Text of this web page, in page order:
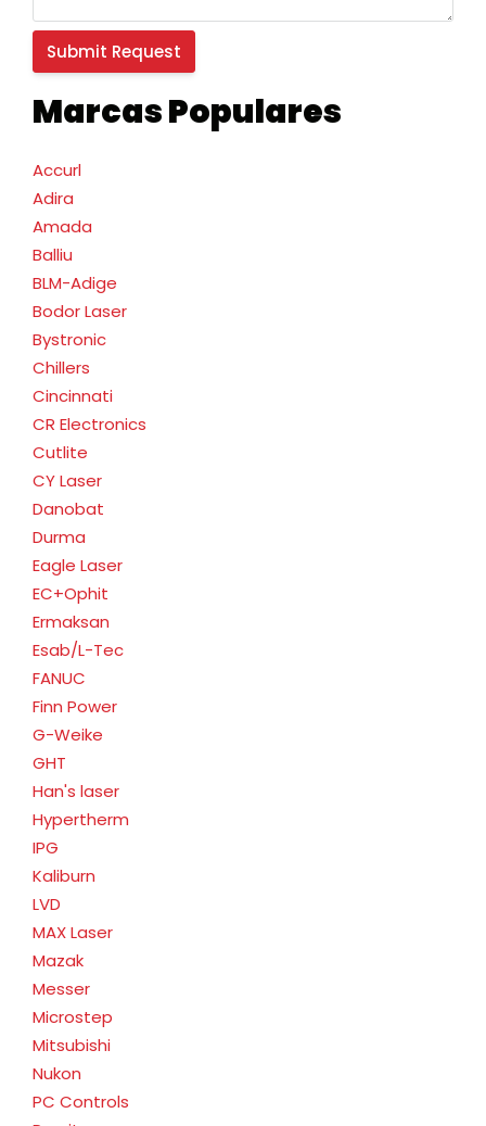
Marcas Populares
Accurl
Adira
Amada
Balliu
BLM-Adige
Bodor Laser
Bystronic
Chillers
Cincinnati
CR Electronics
Cutlite
CY Laser
Danobat
Durma
Eagle Laser
EC+Ophit
Ermaksan
Esab/L-Tec
FANUC
Finn Power
G-Weike
GHT
Han's laser
Hypertherm
IPG
Kaliburn
LVD
MAX Laser
Mazak
Messer
Microstep
Mitsubishi
Nukon
PC Controls